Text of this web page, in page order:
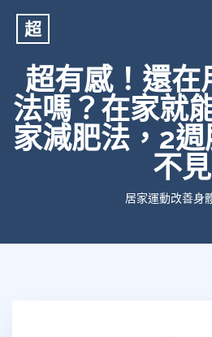
超
超有感！還在
法嗎？在家就
家減肥法，2
不見
居家運動改善身